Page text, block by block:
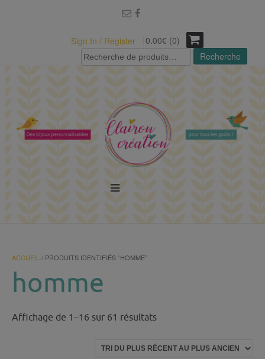
Sign In / Register
0.00€ (0)
Recherche
pour :
Recherche
ACCUEIL / PRODUITS IDENTIFIÉS “HOMME”
homme
Affichage de 1–16 sur 61 résultatsTrié
plus